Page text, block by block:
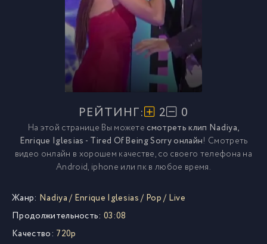
РЕЙТИНГ: 2 0
На этой странице Вы можетесмотреть клип Nadiya,
Enrique Iglesias - Tired Of Being Sorry онлайн! Смотреть
видео онлайн в хорошем качестве, со своего телефона на
Android, iphone или пк в любое время.
Жанр: Nadiya/ Enrique Iglesias/ Pop/ Live
Продолжительность: 03:08
Качество: 720p